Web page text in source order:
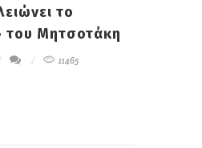
το
του Μητσοτάκη
11465